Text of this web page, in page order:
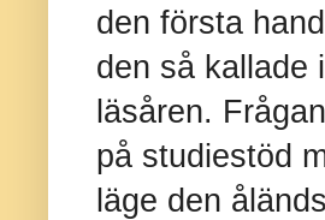
den första
den så kallade
läsåren.
på studiestöd
läge den